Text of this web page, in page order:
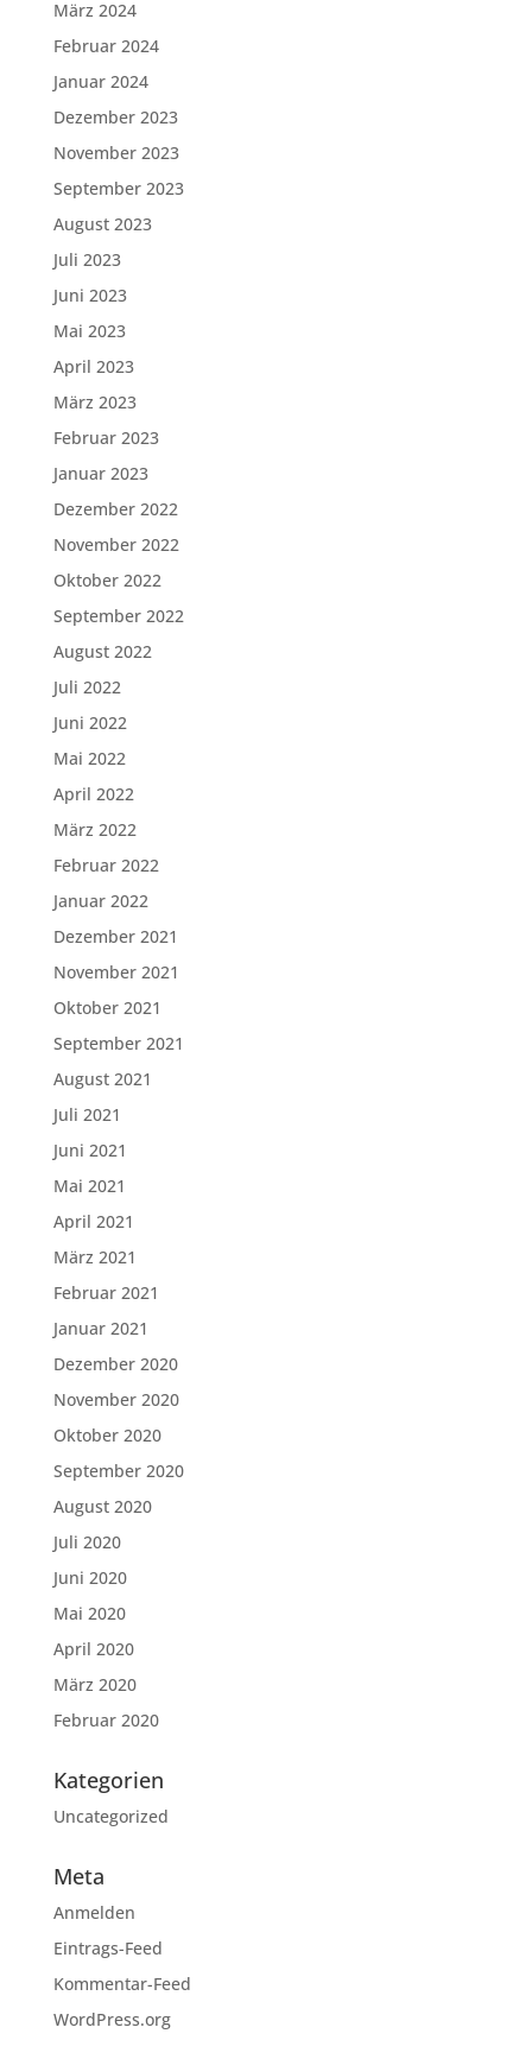
März 2024
Februar 2024
Januar 2024
Dezember 2023
November 2023
September 2023
August 2023
Juli 2023
Juni 2023
Mai 2023
April 2023
März 2023
Februar 2023
Januar 2023
Dezember 2022
November 2022
Oktober 2022
September 2022
August 2022
Juli 2022
Juni 2022
Mai 2022
April 2022
März 2022
Februar 2022
Januar 2022
Dezember 2021
November 2021
Oktober 2021
September 2021
August 2021
Juli 2021
Juni 2021
Mai 2021
April 2021
März 2021
Februar 2021
Januar 2021
Dezember 2020
November 2020
Oktober 2020
September 2020
August 2020
Juli 2020
Juni 2020
Mai 2020
April 2020
März 2020
Februar 2020
Kategorien
Uncategorized
Meta
Anmelden
Eintrags-Feed
Kommentar-Feed
WordPress.org